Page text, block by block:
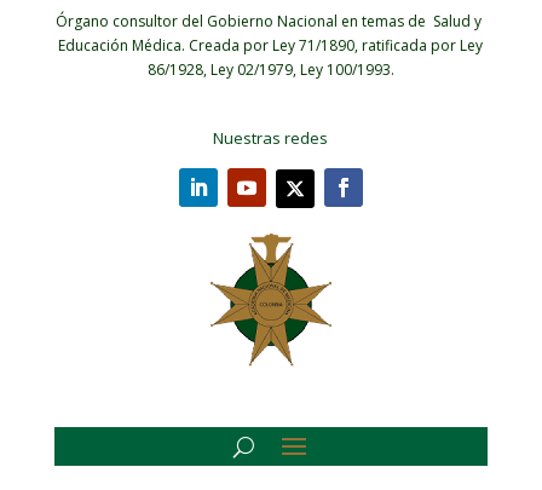
Órgano consultor del Gobierno Nacional en temas de Salud y
Educación Médica. Creada por Ley 71/1890, ratificada por Ley
86/1928, Ley 02/1979, Ley 100/1993.
Nuestras redes